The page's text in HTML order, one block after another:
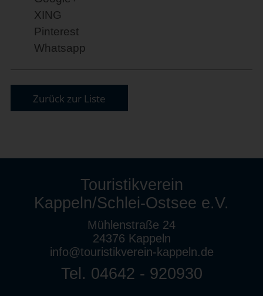
XING
Pinterest
Whatsapp
Zurück zur Liste
Touristikverein
Kappeln/Schlei-Ostsee e.V.
Mühlenstraße 24
24376 Kappeln
info@touristikverein-kappeln.de
Tel. 04642 - 920930